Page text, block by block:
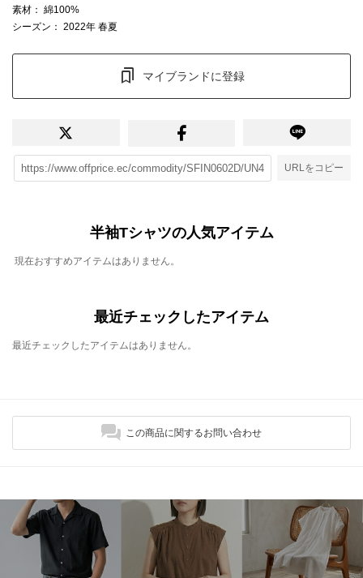
素材 ： 綿100%
シーズン ： 2022年 春夏
マイブランドに登録
URLをコピー
半袖Tシャツの人気アイテム
現在おすすめアイテムはありません。
最近チェックしたアイテム
最近チェックしたアイテムはありません。
この商品に関するお問い合わせ